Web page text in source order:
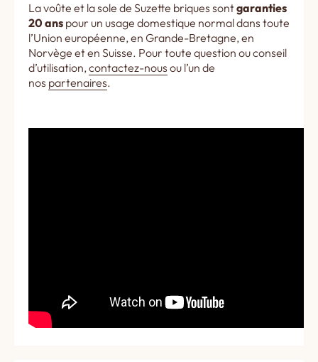
La voûte et la sole de Suzette briques sontgaranties
20 ans pour un usage domestique normal dans toute
l’Union européenne, en Grande-Bretagne, en
Norvège et en Suisse. Pour toute question ou conseil
d’utilisation,contactez-nous ou l’un de
nos partenaires.